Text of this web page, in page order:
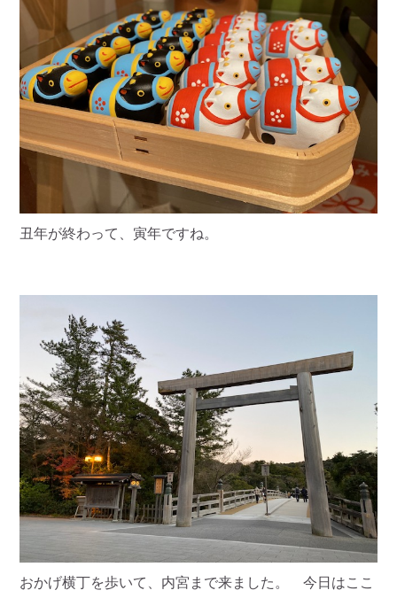
丑年が終わって、寅年ですね。
おかげ横丁を歩いて、内宮まで来ました。 今日はここ